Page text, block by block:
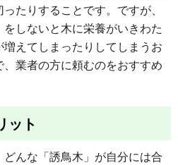
たりすることです。ですが、
しないと木に栄養がいきわた
えてしまったりしてしまうお
業者の方に頼むのをおすすめ
ット
んな「誘鳥木」が自分には合